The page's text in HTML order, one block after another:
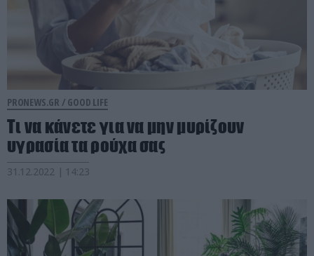
PRONEWS.GR / GOOD LIFE
Τι να κάνετε για να μην μυρίζουν
υγρασία τα ρούχα σας
31.12.2022 | 14:23